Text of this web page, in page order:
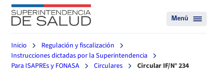
Menú
Inicio
Regulación y fiscalización
Instrucciones dictadas por la Superintendencia
Para ISAPREs y FONASA
Circulares Circular IF/N° 234